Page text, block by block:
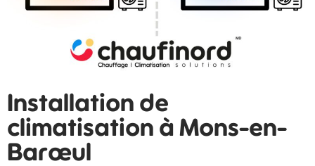
Installation de
climatisation à Mons-en-
Barœul